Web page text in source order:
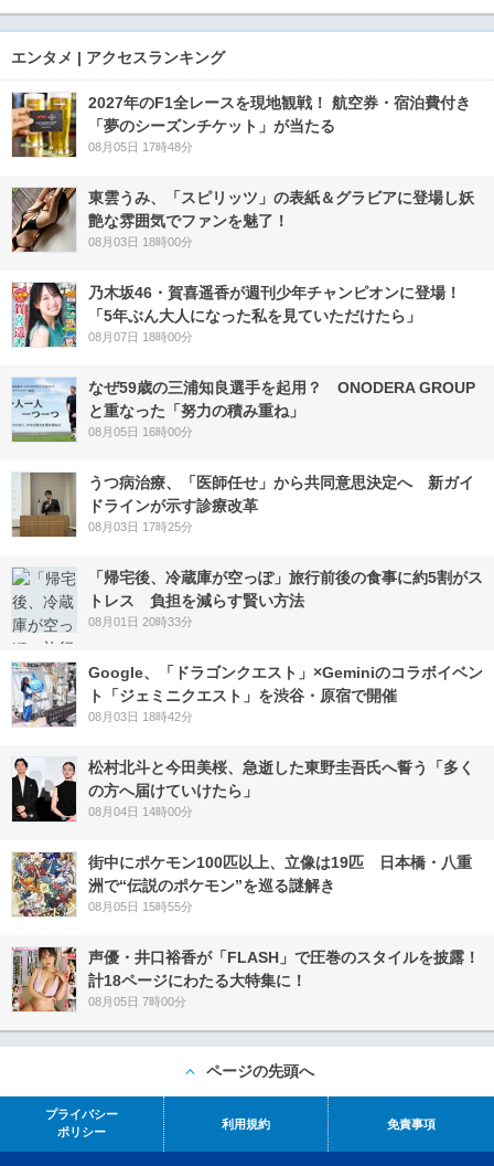
エンタメ | アクセスランキング
2027年のF1全レースを現地観戦！ 航空券・宿泊費付き
「夢のシーズンチケット」が当たる
08月05日 17時48分
東雲うみ、「スピリッツ」の表紙＆グラビアに登場し妖
艶な雰囲気でファンを魅了！
08月03日 18時00分
乃木坂46・賀喜遥香が週刊少年チャンピオンに登場！
「5年ぶん大人になった私を見ていただけたら」
08月07日 18時00分
なぜ59歳の三浦知良選手を起用？ ONODERA GROUP
と重なった「努力の積み重ね」
08月05日 16時00分
うつ病治療、「医師任せ」から共同意思決定へ 新ガイ
ドラインが示す診療改革
08月03日 17時25分
「帰宅後、冷蔵庫が空っぽ」旅行前後の食事に約5割がス
トレス 負担を減らす賢い方法
08月01日 20時33分
Google、「ドラゴンクエスト」×Geminiのコラボイベン
ト「ジェミニクエスト」を渋谷・原宿で開催
08月03日 18時42分
松村北斗と今田美桜、急逝した東野圭吾氏へ誓う「多く
の方へ届けていけたら」
08月04日 14時00分
街中にポケモン100匹以上、立像は19匹 日本橋・八重
洲で“伝説のポケモン”を巡る謎解き
08月05日 15時55分
声優・井口裕香が「FLASH」で圧巻のスタイルを披露！
計18ページにわたる大特集に！
08月05日 7時00分
ページの先頭へ
プライバシー
ポリシー
利用規約 免責事項